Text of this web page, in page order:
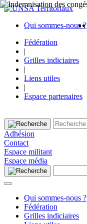
Qui sommes-nous ?
Fédération
|
Grilles indiciaires
|
Liens utiles
|
Espace partenaires
Adhésion
Contact
Espace militant
Espace média
Qui sommes-nous ?
Fédération
Grilles indiciaires